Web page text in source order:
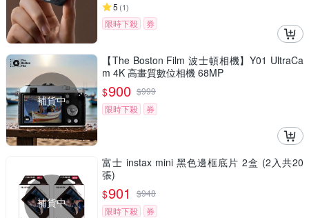
5 (1)
限時下殺 券
補貨中
【The Boston Film 波士頓相機】Y01 UltraCa
m 4K 高畫質數位相機 68MP
$900 $999
限時下殺
券
補貨中
富士 instax mini 黑色邊框底片 2盒 (2入共20
張)
$901 $948
限時下殺
券